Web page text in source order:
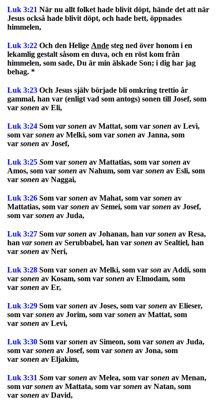
Luk 3:21 När nu allt folket hade blivit döpt, hände det att när
Jesus också hade blivit döpt, och hade bett, öppnades
himmelen,
Luk 3:22 Och den Helige Ande steg ned över honom i en
lekamlig gestalt såsom en duva, och en röst kom från
himmelen, som sade, Du är min älskade Son; i dig har jag
behag. *
Luk 3:23 Och Jesus själv började bli omkring trettio år
gammal, han var (enligt vad som antogs) sonen till Josef, som
var sonen av Eli,
Luk 3:24 Som var sonen av Mattat, som var sonen av Levi,
som var sonen av Melki, som var sonen av Janna, som
var sonen av Josef,
Luk 3:25 Som var sonen av Mattatias, som var sonen av
Amos, som var sonen av Nahum, som var sonen av Esli, som
var sonen av Naggai,
Luk 3:26 Som var sonen av Mahat, som var sonen av
Mattatias, som var sonen av Semei, som var sonen av Josef,
som var sonen av Juda,
Luk 3:27 Som var sonen av Johanan, han var sonen av Resa,
han var sonen av Serubbabel, han var sonen av Sealtiel, han
var sonen av Neri,
Luk 3:28 Som var sonen av Melki, som var son av Addi, som
var sonen av Kosam, som var sonen av Elmodam, som
var sonen av Er,
Luk 3:29 Som var sonen av Joses, som var sonen av Elieser,
som var sonen av Jorim, som var sonen av Mattat, som
var sonen av Levi,
Luk 3:30 Som var sonen av Simeon, som var sonen av Juda,
som var sonen av Josef, som var sonen av Jona, som
var sonen av Eljakim,
Luk 3:31 Som var sonen av Melea, som var sonen av Menan,
som var sonen av Mattata, som var sonen av Natan, som
var sonen av David,